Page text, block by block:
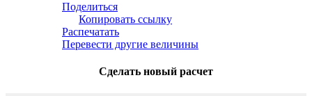
Поделиться
Копировать ссылку
Распечатать
Перевести другие величины
Сделать новый расчет